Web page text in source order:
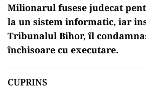
Milionarul fusese judecat
la un sistem informatic, iar
Tribunalul Bihor, îl
închisoare cu executare.
CUPRINS